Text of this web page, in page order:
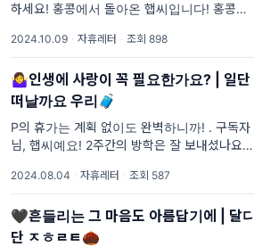
하세요! 홍콩에서 돌아온 햅씨입니다! 홍콩은
천공항에 도착하자마자 저를 맞이해주는 날씨
가 힐링이었습니다. :) 저는 홍콩을 다녀오고
2024.10.09 · 자휴레터 · 조회 898
🤷‍♀️인생에 사랑이 꼭 필요한가요? | 일단
떠날까요 우리🧳
P의 휴가는 계획 없이도 완벽하니까! . 구독자
님, 햅씨예요! 2주간의 방학은 잘 보내셨나요?
요. 가수도 아니고 어디를 투어하고 왔냐구요?
바로 오늘 여행기를 풀어드립니
2024.08.04 · 자휴레터 · 조회 587
🖤흔들리는 그 마음도 아름답기에 | 달디
단 ㅈㅎㄹㅌ🌰